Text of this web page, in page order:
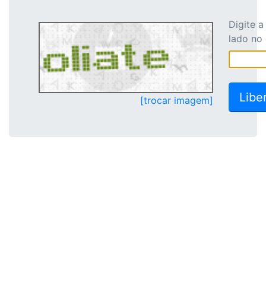
[trocar imagem]
Digite
lado no